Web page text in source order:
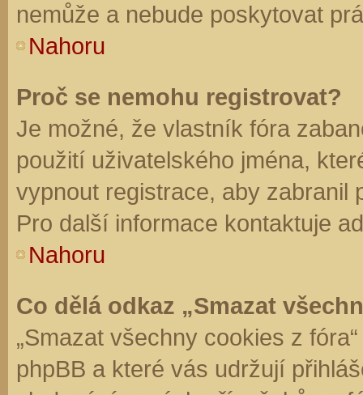
nemůže a nebude poskytovat
Nahoru
Proč se nemohu registrovat?
Je možné, že vlastník fóra
použití uživatelského jména,
vypnout registrace, aby zabranil
Pro další informace kontaktuje
Nahoru
Co dělá odkaz „Smazat
„Smazat všechny cookies z
phpBB a které vás udržují